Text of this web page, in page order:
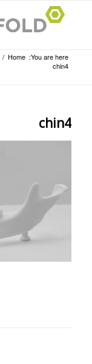
You are here:
Home
/
chin4
chin4